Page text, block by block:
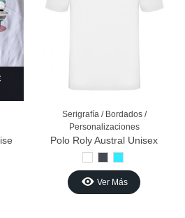
Serigrafía / Bordados /
Personalizaciones
Polo Roly Austral Unisex
Ver Más